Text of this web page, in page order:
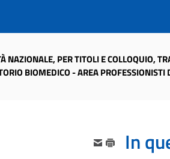
NAZIONALE, PER TITOLI E COLLOQUIO,
BIOMEDICO - AREA PROFESSIONISTI
In